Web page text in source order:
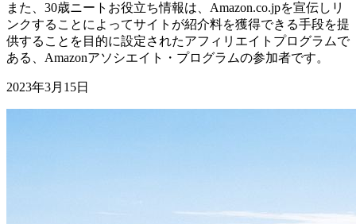
また、30歳ニートお役立ち情報は、Amazon.co.jpを宣伝しリ
ンクすることによってサイトが紹介料を獲得できる手段を提
供することを目的に設定されたアフィリエイトプログラムで
ある、Amazonアソシエイト・プログラムの参加者です。
2023年3月15日